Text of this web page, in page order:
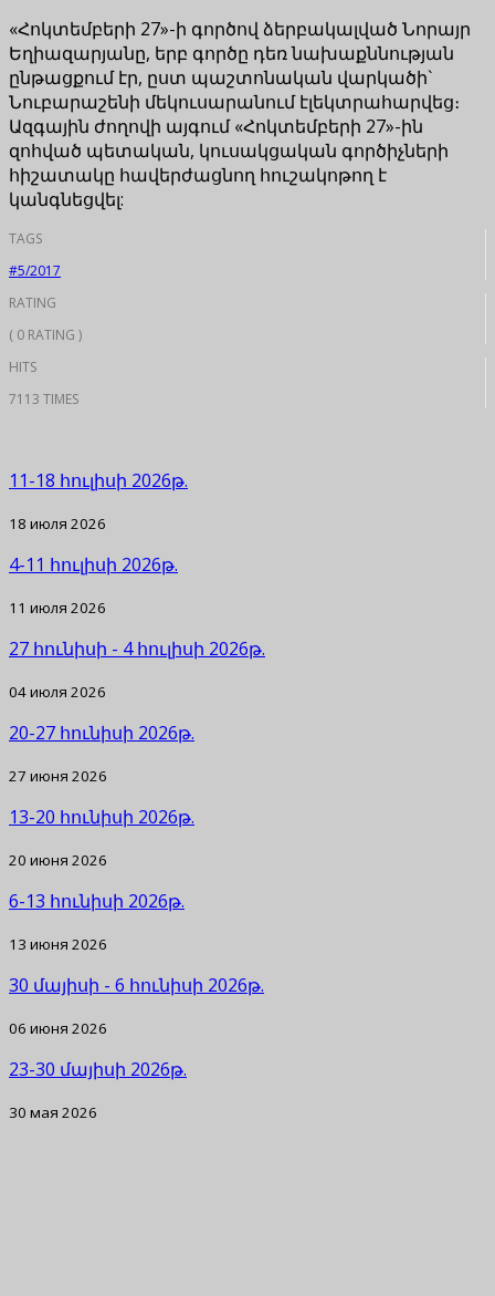
«Հոկտեմբերի 27»-ի գործով ձերբակալված Նորայր
Եղիազարյանը, երբ գործը դեռ նախաքննության
ընթացքում էր, ըստ պաշտոնական վարկածի`
Նուբարաշենի մեկուսարանում էլեկտրահարվեց։
Ազգային ժողովի այգում «Հոկտեմբերի 27»-ին
զոհված պետական, կուսակցական գործիչների
հիշատակը հավերժացնող հուշակոթող է
կանգնեցվել:
TAGS
#5/2017
RATING
( 0 RATING )
HITS
7113 TIMES
11-18 հուլիսի 2026թ.
18 июля 2026
4-11 հուլիսի 2026թ.
11 июля 2026
27 հունիսի - 4 հուլիսի 2026թ.
04 июля 2026
20-27 հունիսի 2026թ.
27 июня 2026
13-20 հունիսի 2026թ.
20 июня 2026
6-13 հունիսի 2026թ.
13 июня 2026
30 մայիսի - 6 հունիսի 2026թ.
06 июня 2026
23-30 մայիսի 2026թ.
30 мая 2026